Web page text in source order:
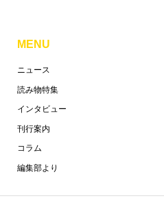
MENU
ニュース
読み物特集
インタビュー
刊行案内
コラム
編集部より